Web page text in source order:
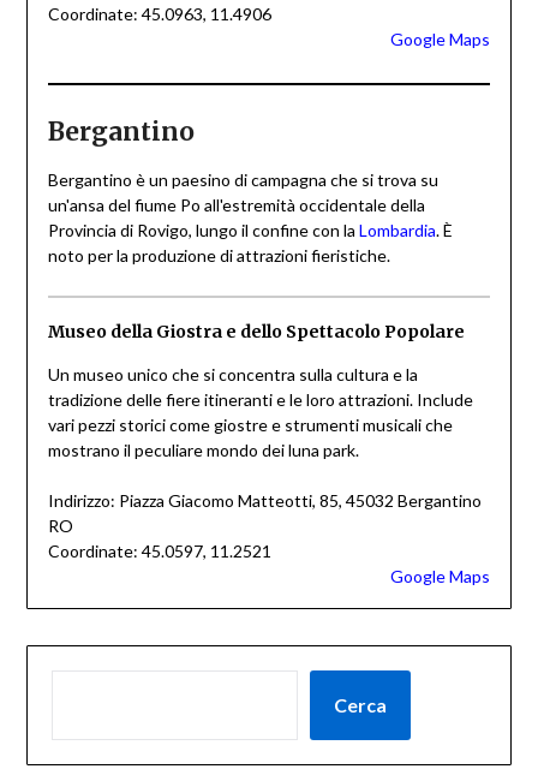
Coordinate: 45.0963, 11.4906
Google Maps
Bergantino
Bergantino è un paesino di campagna che si trova su
un'ansa del fiume Po all'estremità occidentale della
Provincia di Rovigo, lungo il confine con la Lombardia. È
noto per la produzione di attrazioni fieristiche.
Museo della Giostra e dello Spettacolo Popolare
Un museo unico che si concentra sulla cultura e la
tradizione delle fiere itineranti e le loro attrazioni. Include
vari pezzi storici come giostre e strumenti musicali che
mostrano il peculiare mondo dei luna park.
Indirizzo: Piazza Giacomo Matteotti, 85, 45032 Bergantino
RO
Coordinate: 45.0597, 11.2521
Google Maps
Cerca